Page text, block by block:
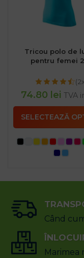
Tricou polo de
pentru femei
74.80 lei TVA
SELECTEAZĂ
Când
Marimea